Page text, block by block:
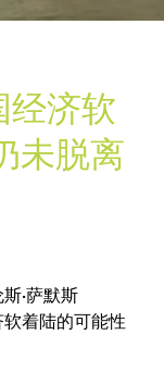
经济软
未脱离
·萨默斯
软着陆的可能性